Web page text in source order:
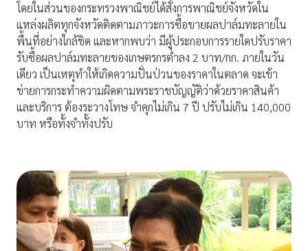
โดยในส่วนของกระทรวงพาณิชย์ได้สั่งการพาณิชย์จังหวัดใน
แหล่งผลิตทุกจังหวัดติดตามภาวะการซื้อขายผลปาล์มทะลายใน
พื้นที่อย่างใกล้ชิด และหากพบว่า มีผู้ประกอบการรายใดปรับราคา
รับซื้อผลปาล์มทะลายของเกษตรกรต่ำลง 2 บาท/กก. ภายในวัน
เดียว เป็นเหตุทำให้เกิดความปั่นป่วนของราคาในตลาด จะเข้า
ข่ายการกระทำความผิดตามพระราชบัญญัติว่าด้วยราคาสินค้า
และบริการ ต้องระวางโทษ จำคุกไม่เกิน 7 ปี ปรับไม่เกิน 140,000
บาท หรือทั้งจำทั้งปรับ